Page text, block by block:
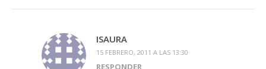
ISAURA
15 FEBRERO, 2011 A LAS 13:30
RESPONDER